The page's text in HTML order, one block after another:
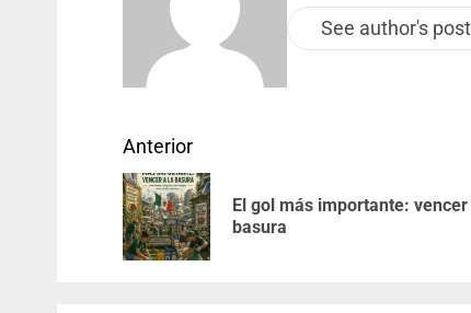
See author's
Anterior
El gol más importante: vencer
basura